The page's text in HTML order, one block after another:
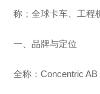
称；全球卡车、工程
一、品牌与定位
全称：Concentric AB